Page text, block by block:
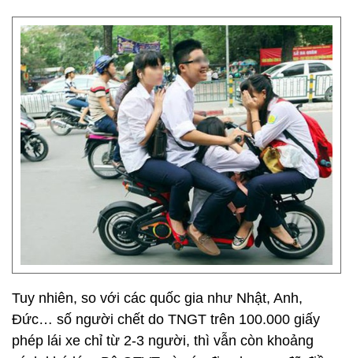
Tuy nhiên, so với các quốc gia như Nhật, Anh,
Đức… số người chết do TNGT trên 100.000 giấy
phép lái xe chỉ từ 2-3 người, thì vẫn còn khoảng